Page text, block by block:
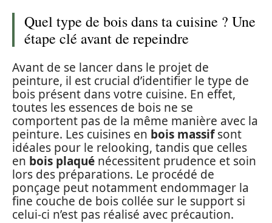
Quel type de bois dans ta cuisine ? Une
étape clé avant de repeindre
Avant de se lancer dans le projet de
peinture, il est crucial d’identifier le type de
bois présent dans votre cuisine. En effet,
toutes les essences de bois ne se
comportent pas de la même manière avec la
peinture. Les cuisines en bois massifsont
idéales pour le relooking, tandis que celles
en bois plaqué nécessitent prudence et soin
lors des préparations. Le procédé de
ponçage peut notamment endommager la
fine couche de bois collée sur le support si
celui-ci n’est pas réalisé avec précaution.